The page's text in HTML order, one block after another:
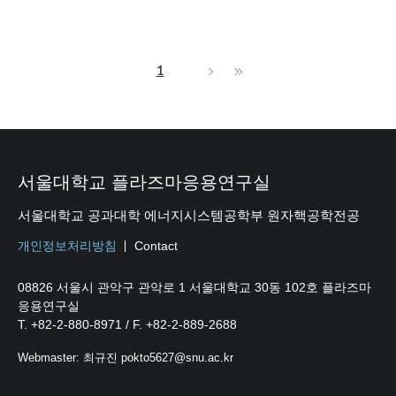
1
서울대학교 플라즈마응용연구실
서울대학교 공과대학 에너지시스템공학부 원자핵공학전공
개인정보처리방침 Contact
08826 서울시 관악구 관악로 1 서울대학교 30동 102호 플라즈마
응용연구실
T. +82-2-880-8971 / F. +82-2-889-2688
Webmaster: 최규진 pokto5627@snu.ac.kr